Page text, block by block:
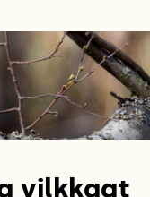
vilkkaat